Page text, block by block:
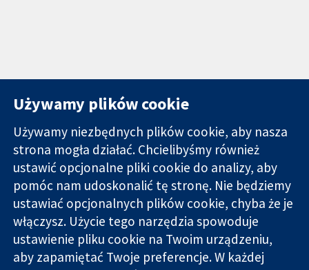
Wiarygodne dane
naukowe.
Świadome
decyzje.
Lepsze zdrowie.
11-13 Cavendish
Square
Londyn
W1G 0AN
Wielka Brytania
Kontakt
Nowości
Biuro
prasowe
O nas
Praca
Cochrane
Library
Używamy plików cookie
Używamy niezbędnych plików cookie, aby nasza
strona mogła działać. Chcielibyśmy również
ustawić opcjonalne pliki cookie do analizy, aby
pomóc nam udoskonalić tę stronę. Nie będziemy
ustawiać opcjonalnych plików cookie, chyba że je
włączysz. Użycie tego narzędzia spowoduje
ustawienie pliku cookie na Twoim urządzeniu,
aby zapamiętać Twoje preferencje. W każdej